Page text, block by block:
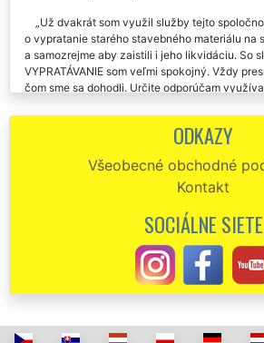
Už dvakrát som využil služby tejto
o vypratanie starého stavebného materiálu na
a samozrejme aby zaistili i jeho likvidáciu. So
VYPRATÁVANIE som veľmi spokojný. Vždy
čom sme sa dohodli. Určite odporúčam
Vypratanie stavebného materiálu z mojej
spoločnosť EXTRA VYPRATÁVANIE.
stavebného materiálu v mojej novostavbe v
chlapcov skutočne oceňujem. Za kvalitu
ODKAZY
Všeobecné obchodné
Kontakt
SOCIÁLNE SIETE